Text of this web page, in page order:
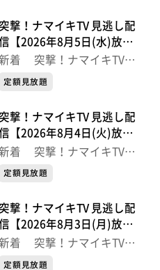
突撃！ナマイキTV 見逃し配
【2026年8月5日(水)放送
】
突撃！ナマイキTV
最新
定額見放題
突撃！ナマイキTV 見逃し配
【2026年8月4日(火)放送
】
突撃！ナマイキTV
最新
定額見放題
突撃！ナマイキTV 見逃し配
【2026年8月3日(月)放送
】
突撃！ナマイキTV
最新
定額見放題